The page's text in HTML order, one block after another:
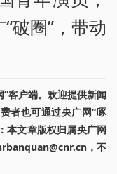
破圈”，带动
客户端。欢迎提供新闻
者也可通过央广网“啄
本文章版权归属央广网
，不